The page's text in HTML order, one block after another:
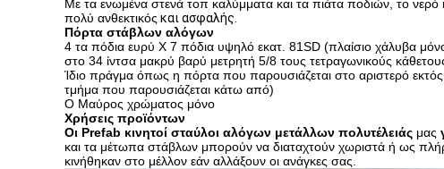
Με τα ενωμένα στενά τοπ καλύμματα και τα πιάτα ποδιών, το νερό
πολύ ανθεκτικός και ασφαλής.
Πόρτα στάβλων αλόγων
4 τα πόδια ευρύ Χ 7 πόδια υψηλό εκατ. 81SD (πλαίσιο χάλυβα
στο 34 ίντσα μακρύ βαρύ μετρητή 5/8 τους τετραγωνικούς
Ίδιο πράγμα όπως η πόρτα που παρουσιάζεται στο αριστερό
τμήμα που παρουσιάζεται κάτω από)
Ο Μαύρος χρώματος μόνο
Χρήσεις προϊόντων
Οι Prefab κινητοί σταύλοι αλόγων μετάλλων πολυτέλειάς μας
και τα μέτωπα στάβλων μπορούν να διαταχτούν χωριστά ή ως
κινήθηκαν στο μέλλον εάν αλλάξουν οι ανάγκες σας.